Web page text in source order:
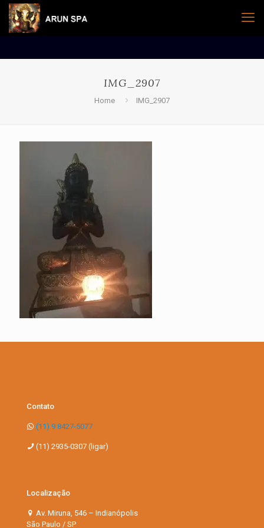
IMG_2907
Home IMG_2907
Contato
(11) 9 8427-5077
(11) 2935-0307 (ligar)
Localização
Av. Miruna, 546 – Indianópolis
São Paulo / SP